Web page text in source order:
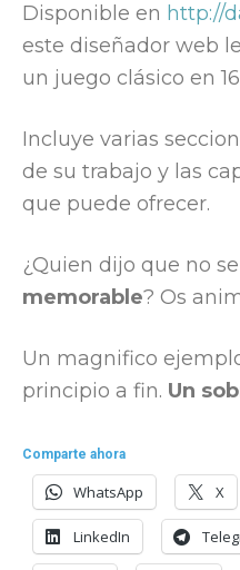
Disponible en http://
este diseñador web
un juego clásico en
Incluye varias
de su trabajo y las
que puede ofrecer.
¿Quien dijo que no
memorable? Os
Un magnifico
principio a fin. Un
Comparte ahora
WhatsApp X
LinkedIn